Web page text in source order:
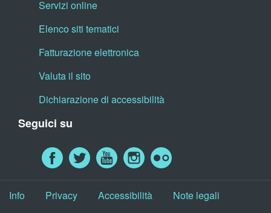
Servizi online
Elenco siti tematici
Fatturazione elettronica
Valuta il sito
Dichiarazione di accessibilità
Seguici su
Info Privacy Accessibilità Note legali